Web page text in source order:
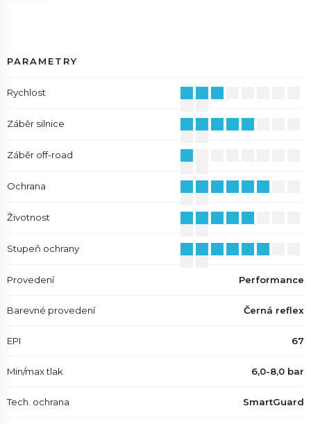
PARAMETRY
Rychlost
Záběr silnice
Záběr off-road
Ochrana
Životnost
Stupeň ochrany
Provedení Performance
Barevné provedení Černá reflex
EPI 67
Min/max tlak 6,0-8,0 bar
Tech. ochrana SmartGuard